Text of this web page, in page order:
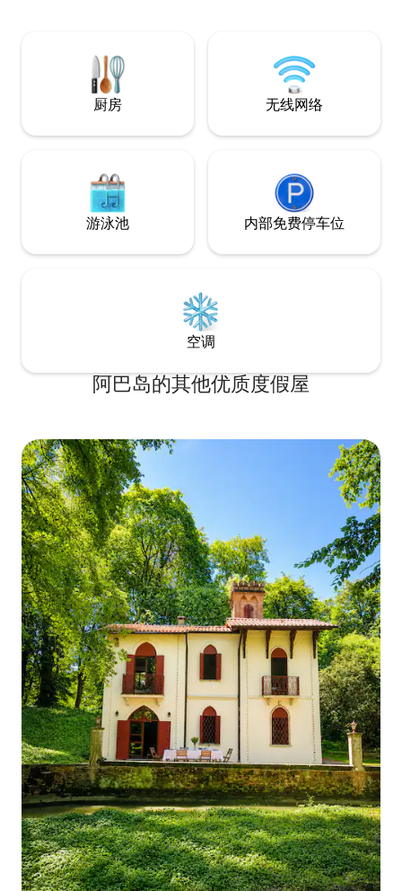
公，这里现代且开阔的设计将让您流连忘
返。 您在帕多瓦的时尚绿洲，静候光临！
厨房 无线网络
游泳池 内部免费停车位
空调
阿巴岛的其他优质度假屋